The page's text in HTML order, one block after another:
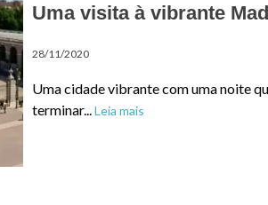
Uma visita à vibrante
28/11/2020
Uma cidade vibrante com uma noite
terminar... Leia mais